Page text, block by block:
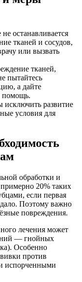
останавливается
тканей и сосудов,
или вызвать
тканей,
пытайтесь
а дайте
помощь.
исключить развитие
условия для
обработки и
20% таких
если первая
Поэтому важно
повреждения.
лечения может
— гнойных
Особенно
против
испорченными